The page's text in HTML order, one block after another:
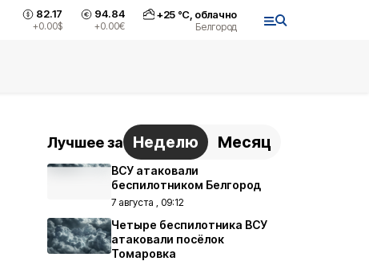
82.17
+0.00$
94.84
+0.00€
+25°С, облачно
Белгород
Лучшее за Неделю Месяц
ВСУ атаковали
беспилотником Белгород
7 августа , 09:12
Четыре беспилотника ВСУ
атаковали посёлок
Томаровка